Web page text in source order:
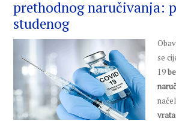
prethodnog naručivanja:
studenog
se
19